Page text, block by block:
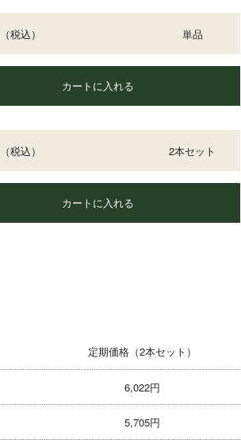
（税込） 単品
カートに入れる
（税込） 2本セット
カートに入れる
定期価格（2本セット）
6,022円
5,705円